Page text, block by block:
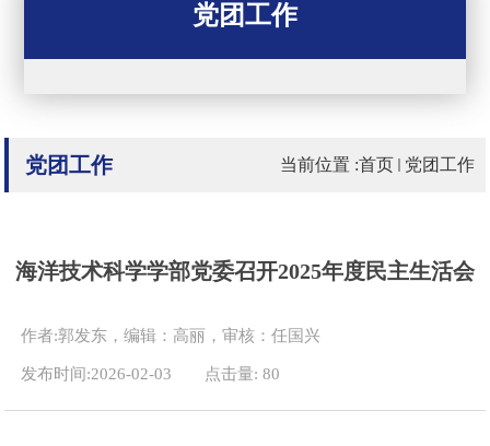
党团工作
党团工作 当前位置 :首页 党团工作
海洋技术科学学部党委召开2025年度民主生活会
作者:郭发东，编辑：高丽，审核：任国兴
发布时间:2026-02-03 点击量:80